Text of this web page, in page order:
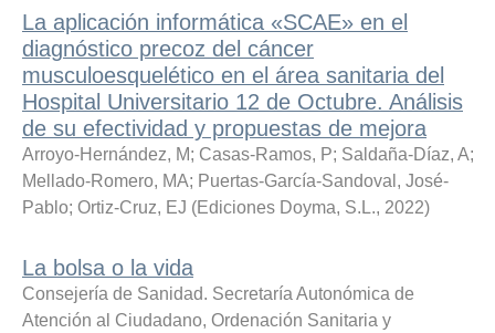
La aplicación informática «SCAE» en el
diagnóstico precoz del cáncer
musculoesquelético en el área sanitaria del
Hospital Universitario 12 de Octubre. Análisis
de su efectividad y propuestas de mejora
Arroyo-Hernández, M; Casas-Ramos, P; Saldaña-Díaz, A;
Mellado-Romero, MA; Puertas-García-Sandoval, José-
Pablo; Ortiz-Cruz, EJ (Ediciones Doyma, S.L., 2022)
La bolsa o la vida
Consejería de Sanidad. Secretaría Autonómica de
Atención al Ciudadano, Ordenación Sanitaria y